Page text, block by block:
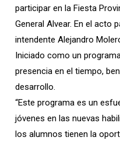
participar en la Fiesta
General Alvear. En el acto
intendente Alejandro
Iniciado como un
presencia en el tiempo,
desarrollo.
“Este programa es un
jóvenes en las nuevas
los alumnos tienen la